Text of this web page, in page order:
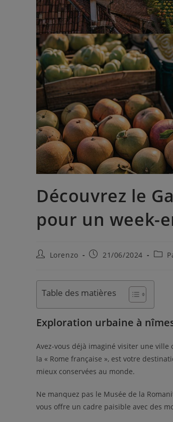
Découvrez le
pour un week-
Lorenzo 21/06/2024
Table des matières
Exploration urbaine à
Avez-vous déjà imaginé visiter une ville
la « Rome française », est votre
mieux conservées au monde.
Ne manquez pas le Musée de la
vous offre un cadre paisible avec des